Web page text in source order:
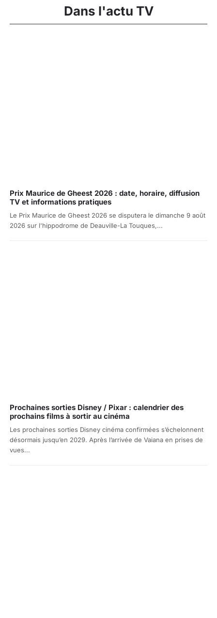
Dans l'actu TV
Prix Maurice de Gheest 2026 : date, horaire, diffusion
TV et informations pratiques
Le Prix Maurice de Gheest 2026 se disputera le dimanche 9 août
2026 sur l'hippodrome de Deauville-La Touques,...
Prochaines sorties Disney / Pixar : calendrier des
prochains films à sortir au cinéma
Les prochaines sorties Disney cinéma confirmées s’échelonnent
désormais jusqu’en 2029. Après l’arrivée de Vaiana en prises de
vues...